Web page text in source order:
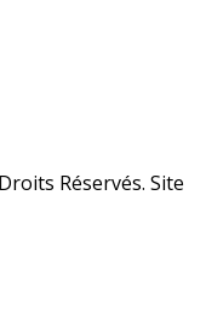
Réservés. Site